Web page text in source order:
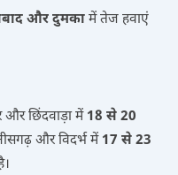
और दुमकामें तेज हवाएं
और छिंदवाड़ा में 18 से 20
और विदर्भ में 17 से 23